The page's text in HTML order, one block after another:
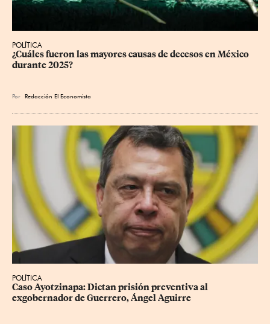
POLÍTICA
¿Cuáles fueron las mayores causas de decesos en México
durante 2025?
Por Redacción El Economista
POLÍTICA
Caso Ayotzinapa: Dictan prisión preventiva al
exgobernador de Guerrero, Ángel Aguirre